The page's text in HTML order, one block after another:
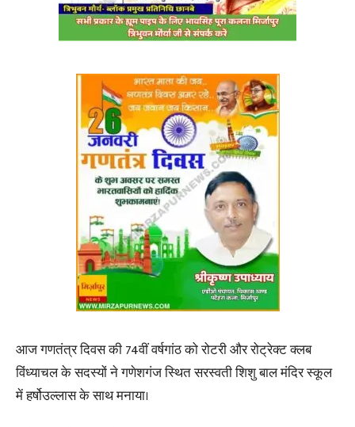
आज गणतंत्र दिवस की 74वीं वर्षगांठ को रोटरी और रोट्रेक्ट क्लब
विंध्याचल के सदस्यों ने गणेशगंज स्थित सरस्वती शिशु बाल मंदिर स्कूल
में हर्षोउल्लास के साथ मनाया।